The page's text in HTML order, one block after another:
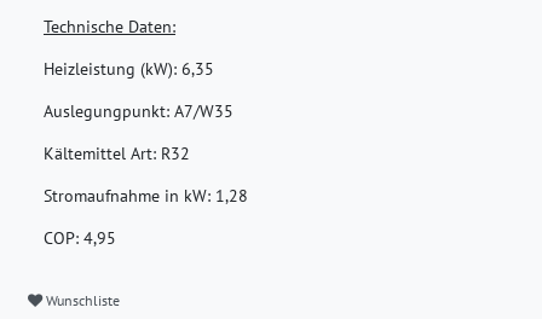
Technische Daten:
Heizleistung (kW): 6,35
Auslegungpunkt: A7/W35
Kältemittel Art: R32
Stromaufnahme in kW: 1,28
COP: 4,95
Wunschliste